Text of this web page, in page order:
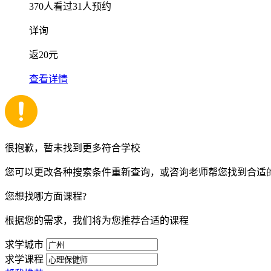
370人看过31 人预约
详询
返20元
查看详情
很抱歉，暂未找到更多符合学校
您可以更改各种搜索条件重新查询，或咨询老师帮您找到合适
您想找哪方面课程?
根据您的需求，我们将为您推荐合适的课程
求学城市
求学课程